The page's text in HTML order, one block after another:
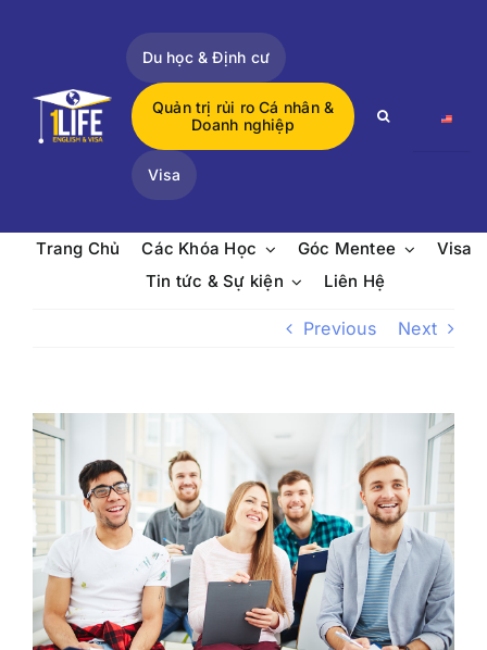
Du học & Định cư
Quản trị rủi ro Cá nhân &
Doanh nghiệp
Visa
Search
Trang Chủ Các Khóa Học Góc Mentee
Visa
Tin tức & Sự kiện
Liên Hệ
Previous Next
View
Image